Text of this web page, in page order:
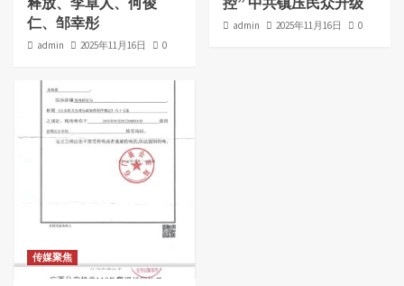
仁、邹幸彤
admin 2025年11月16日 0
admin 2025年11月16日 0
传媒聚焦